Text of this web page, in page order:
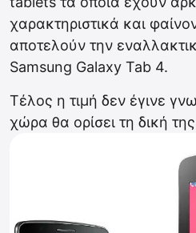
χαρακτηριστικά και
αποτελούν την
Samsung Galaxy Tab 4.
Τέλος η τιμή δεν έγινε
χώρα θα ορίσει τη δική